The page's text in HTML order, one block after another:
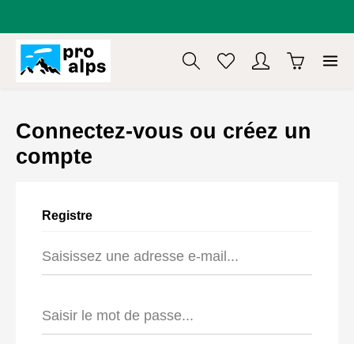
Connectez-vous ou créez un
compte
Registre